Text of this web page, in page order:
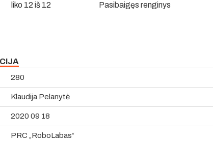
liko 12 iš 12 Pasibaigęs renginys
280
Klaudija Pelanytė
2020 09 18
PRC „RoboLabas“